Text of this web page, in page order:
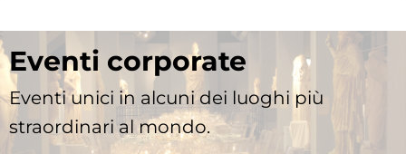
Eventi corporate
Eventi unici in alcuni dei luoghi più
straordinari al mondo.